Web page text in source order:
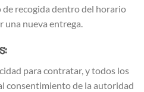
recogida dentro del horario
una nueva entrega.
para contratar, y todos los
consentimiento de la autoridad